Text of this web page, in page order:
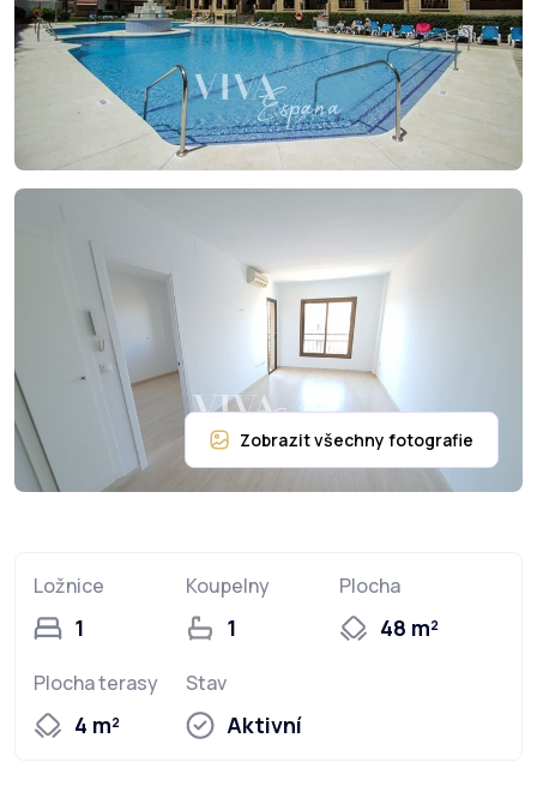
Ložnice
1
Koupelny
1
Plocha
48 m²
Plocha terasy
4 m²
Stav
Aktivní